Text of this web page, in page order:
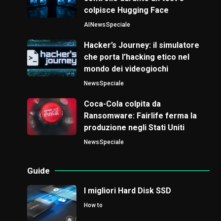
colpisce Hugging Face
AINewsSpeciale
Hacker’s Journey: il simulatore
che porta l’hacking etico nel
mondo dei videogiochi
NewsSpeciale
Coca-Cola colpita da
Ransomware: Fairlife ferma la
produzione negli Stati Uniti
NewsSpeciale
Guide
I migliori Hard Disk SSD
How to